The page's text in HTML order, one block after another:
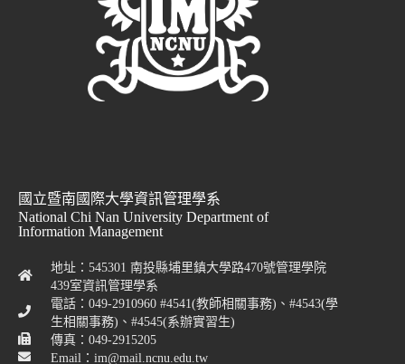
國立暨南國際大學資訊管理學系
National Chi Nan University Department of
Information Management
地址：545301 南投縣埔里鎮大學路470號管理學院
439室資訊管理學系
電話：049-2910960 #4541(教師相關事務)、#4543(學
生相關事務)、#4545(系辦實習生)
傳真：049-2915205
Email：im@mail.ncnu.edu.tw